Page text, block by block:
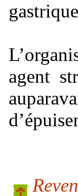
agent